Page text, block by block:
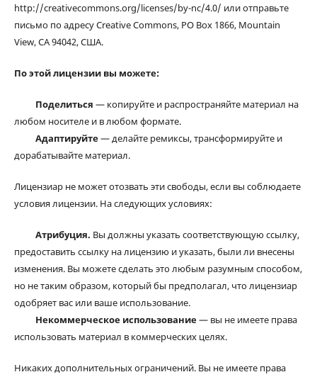
http://creativecommons.org/licenses/by-nc/4.0/ или отправьте
письмо по адресу Creative Commons, PO Box 1866, Mountain
View, CA 94042, США.
По этой лицензии вы можете:
Поделиться — копируйте и распространяйте материал на
любом носителе и в любом формате.
Адаптируйте— делайте ремиксы, трансформируйте и
дорабатывайте материал.
Лицензиар не может отозвать эти свободы, если вы соблюдаете
условия лицензии. На следующих условиях:
Атрибуция. Вы должны указать соответствующую ссылку,
предоставить ссылку на лицензию и указать, были ли внесены
изменения. Вы можете сделать это любым разумным способом,
но не таким образом, который бы предполагал, что лицензиар
одобряет вас или ваше использование.
Некоммерческое использование— вы не имеете права
использовать материал в коммерческих целях.
Никаких дополнительных ограничений. Вы не имеете права